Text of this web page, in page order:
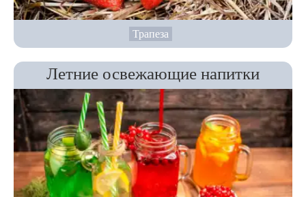
Трапеза
Летние освежающие напитки